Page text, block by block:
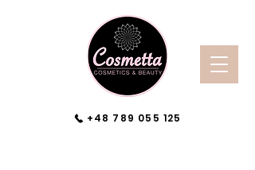
+48 789 055 125